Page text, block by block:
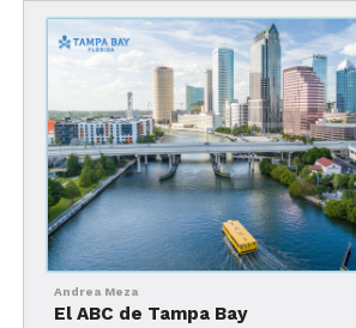
Beach destaca por su arena dorada
Hotel del Coronado. Si buscas olas,
Mission Beach o Pacific Beach,
ambiente relajado se mezclan a la
2. San Diego Zoo
Andrea Meza
El ABC de Tampa Bay